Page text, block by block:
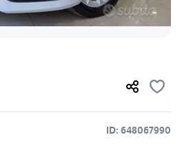
ID: 648067990